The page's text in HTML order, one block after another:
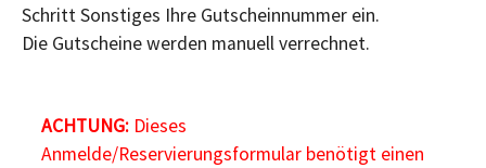
Schritt Sonstiges Ihre Gutscheinnummer ein.
Die Gutscheine werden manuell verrechnet.
ACHTUNG:Dieses
Anmelde/Reservierungsformular benötigt einen